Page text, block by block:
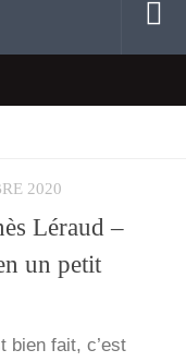
2020
Léraud –
un petit
bien fait, c’est